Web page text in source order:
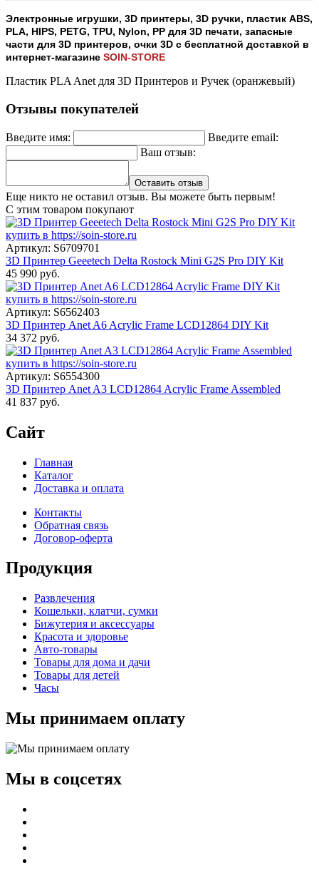
Электронные игрушки, 3D принтеры, 3D ручки, пластик ABS,
PLA, HIPS, PETG, TPU, Nylon, PP для 3D печати, запасные
части для 3D принтеров, очки 3D с бесплатной доставкой в
интернет-магазине SOIN-STORE
Пластик PLA Anet для 3D Принтеров и Ручек (оранжевый)
Отзывы покупателей
Введите имя:
Введите email:
Ваш отзыв:
Оставить отзыв
Еще никто не оставил отзыв. Вы можете быть первым!
С этим товаром покупают
Артикул: S6709701
3D Принтер Geeetech Delta Rostock Mini G2S Pro DIY Kit
45 990 руб.
Артикул: S6562403
3D Принтер Anet A6 Acrylic Frame LCD12864 DIY Kit
34 372 руб.
Артикул: S6554300
3D Принтер Anet A3 LCD12864 Acrylic Frame Assembled
41 837 руб.
Сайт
Главная
Каталог
Доставка и оплата
Контакты
Обратная связь
Договор-оферта
Продукция
Развлечения
Кошельки, клатчи, сумки
Бижутерия и аксессуары
Красота и здоровье
Авто-товары
Товары для дома и дачи
Товары для детей
Часы
Мы принимаем оплату
Мы в соцсетях